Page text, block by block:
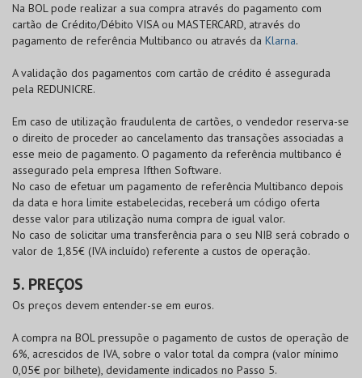
Na BOLpode realizar a sua compra através do pagamento com
cartão de Crédito/Débito VISAou MASTERCARD, através do
pagamento de referência Multibanco ou através da Klarna.
A validação dos pagamentos com cartão de crédito é assegurada
pela REDUNICRE.
Em caso de utilização fraudulenta de cartões, o vendedor reserva-se
o direito de proceder ao cancelamento das transações associadas a
esse meio de pagamento. O pagamento da referência multibanco é
assegurado pela empresa Ifthen Software.
No caso de efetuar um pagamento de referência Multibanco depois
da data e hora limite estabelecidas, receberá um código oferta
desse valor para utilização numa compra de igual valor.
No caso de solicitar uma transferência para o seu NIB será cobrado o
valor de 1,85€ (IVA incluído) referente a custos de operação.
5. PREÇOS
Os preços devem entender-se em euros.
A compra na BOLpressupõe o pagamento de custos de operação de
6%, acrescidos de IVA, sobre o valor total da compra (valor mínimo
0,05€ por bilhete), devidamente indicados no Passo 5.